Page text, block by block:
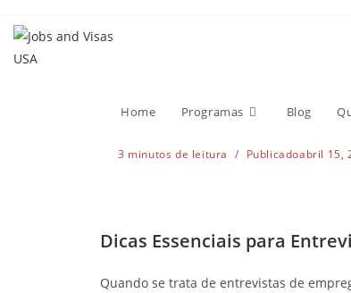
Home Programas Blog
nos EUA
3 minutos de leitura Publicadoabril 15,
Dicas Essenciais para
Quando se trata de entrevistas de